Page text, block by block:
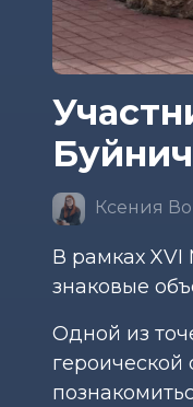
Ксения
В рамках
знаковые
Одной из
героической